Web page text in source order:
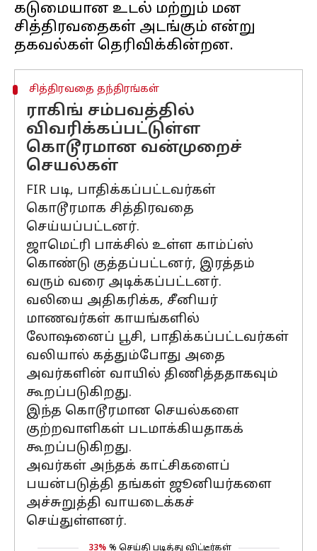
கடுமையான உடல் மற்றும் மன
சித்திரவதைகள் அடங்கும் என்று
சித்திரவதை தந்திரங்கள்
ராகிங் சம்பவத்தில்
விவரிக்கப்பட்டுள்ள
கொடூரமான வன்முறைச்
செயல்கள்
FIR படி, பாதிக்கப்பட்டவர்கள்
கொடூரமாக சித்திரவதை
செய்யப்பட்டனர்.
ஜாமெட்ரி பாக்சில் உள்ள காம்ப்ஸ்
கொண்டு குத்தப்பட்டனர், இரத்தம்
வரும் வரை அடிக்கப்பட்டனர்.
வலியை அதிகரிக்க, சீனியர்
மாணவர்கள் காயங்களில்
லோஷனைப் பூசி, பாதிக்கப்பட்டவர்கள்
வலியால் கத்தும்போது அதை
அவர்களின் வாயில் திணித்ததாகவும்
கூறப்படுகிறது.
இந்த கொடூரமான செயல்களை
குற்றவாளிகள் படமாக்கியதாகக்
கூறப்படுகிறது.
அவர்கள் அந்தக் காட்சிகளைப்
பயன்படுத்தி தங்கள் ஜூனியர்களை
அச்சுறுத்தி வாயடைக்கச்
செய்துள்ளனர்.
33% % செய்தி படித்து விட்டீர்கள்